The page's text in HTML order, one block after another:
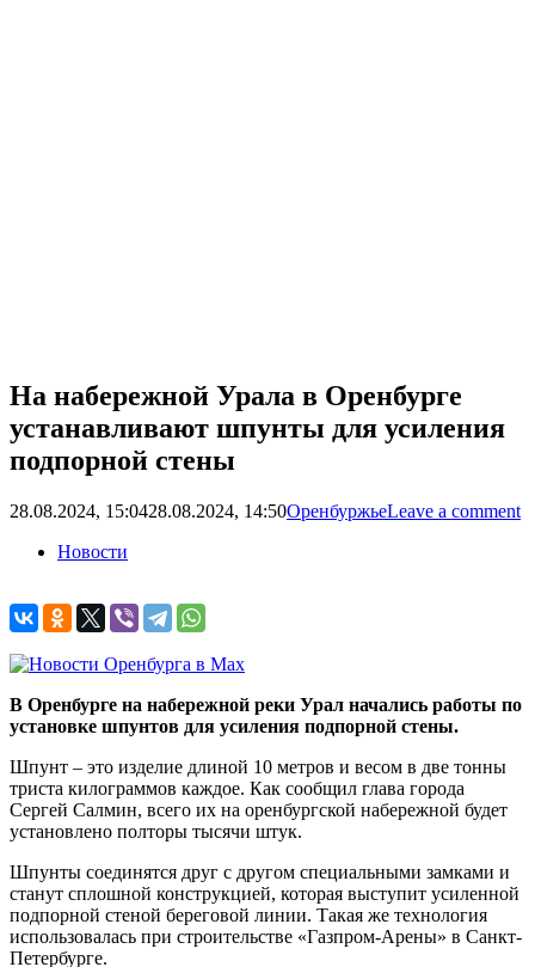
На набережной Урала в Оренбурге
устанавливают шпунты для усиления
подпорной стены
28.08.2024, 15:0428.08.2024, 14:50ОренбуржьеLeave a comment
Новости
В Оренбурге на набережной реки Урал начались работы по
установке шпунтов для усиления подпорной стены.
Шпунт – это изделие длиной 10 метров и весом в две тонны
триста килограммов каждое. Как сообщил глава города
Сергей Салмин, всего их на оренбургской набережной будет
установлено полторы тысячи штук.
Шпунты соединятся друг с другом специальными замками и
станут сплошной конструкцией, которая выступит усиленной
подпорной стеной береговой линии. Такая же технология
использовалась при строительстве «Газпром-Арены» в Санкт-
Петербурге.